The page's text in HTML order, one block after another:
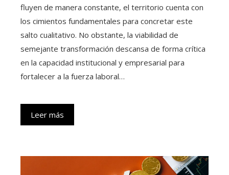
fluyen de manera constante, el territorio cuenta con
los cimientos fundamentales para concretar este
salto cualitativo. No obstante, la viabilidad de
semejante transformación descansa de forma crítica
en la capacidad institucional y empresarial para
fortalecer a la fuerza laboral…
Leer más